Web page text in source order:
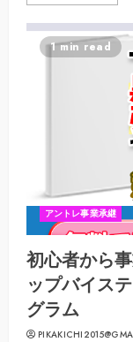
1 min read
アントレ事業承継
初心者から
ップバイス
グラム